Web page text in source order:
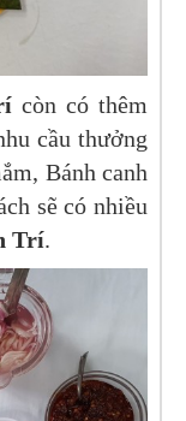
còn có thêm
cầu thưởng
Bánh canh
sẽ có nhiều
Trí.